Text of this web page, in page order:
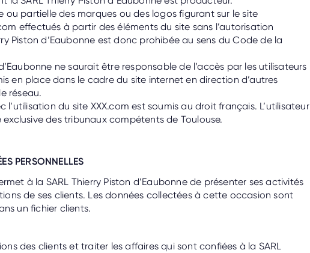
partielle des marques ou des logos figurant sur le site
effectués à partir des éléments du site sans l’autorisation
Piston d’Eaubonne est donc prohibée au sens du Code de la
ne saurait être responsable de l’accès par les utilisateurs
en place dans le cadre du site internet en direction d’autres
réseau.
l’utilisation du site XXX.com est soumis au droit français. L’utilisateur
des tribunaux compétents de Toulouse.
PERSONNELLES
à la SARL Thierry Piston d’Eaubonne de présenter ses activités
de ses clients. Les données collectées à cette occasion sont
un fichier clients.
des clients et traiter les affaires qui sont confiées à la SARL